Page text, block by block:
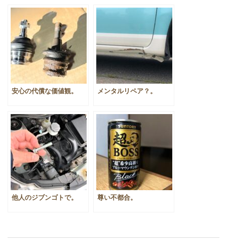
安心の代償な価値観。 メンタルリペア？。
他人のジブンゴトで。 尊い不都合。